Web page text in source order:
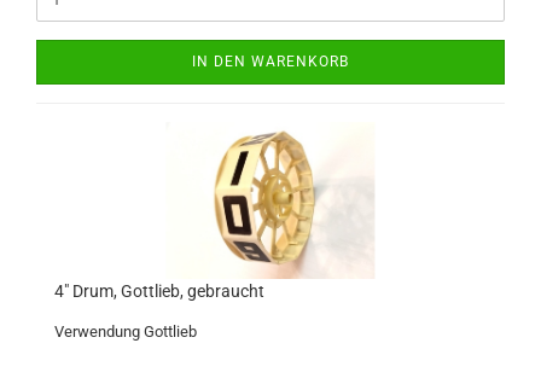
IN DEN WARENKORB
4" Drum, Gottlieb, gebraucht
Verwendung Gottlieb